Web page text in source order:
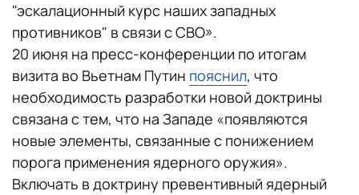
"эскалационный курс наших западных
противников" в связи с СВО».
20 июня на пресс-конференции по итогам
визита во Вьетнам Путин пояснил, что
необходимость разработки новой доктрины
связана с тем, что на Западе «появляются
новые элементы, связанные с понижением
порога применения ядерного оружия».
Включать в доктрину превентивный ядерный